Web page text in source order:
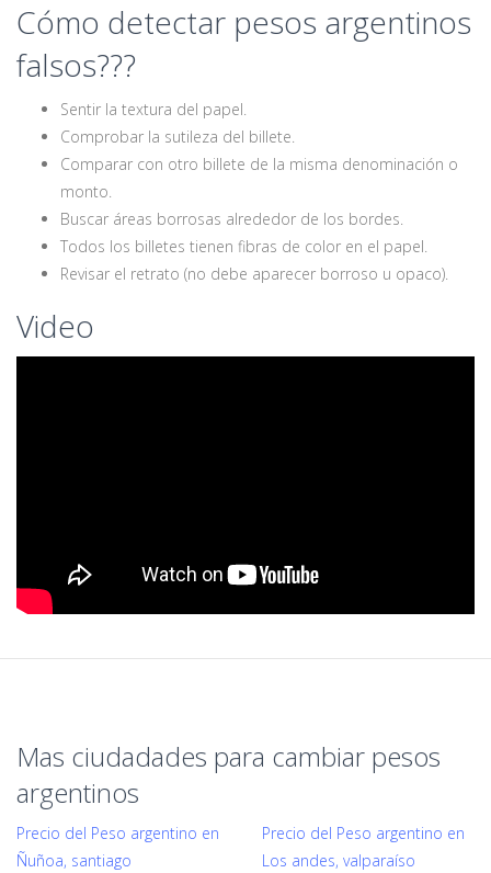
Cómo detectar pesos argentinos
falsos???
Sentir la textura del papel.
Comprobar la sutileza del billete.
Comparar con otro billete de la misma denominación o
monto.
Buscar áreas borrosas alrededor de los bordes.
Todos los billetes tienen fibras de color en el papel.
Revisar el retrato (no debe aparecer borroso u opaco).
Video
Mas ciudadades para cambiar pesos
argentinos
Precio del Peso argentino en
Ñuñoa, santiago
Precio del Peso argentino en
Los andes, valparaíso